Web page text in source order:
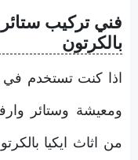
فني تركيب
بالكرتون
اذا كنت تستخدم في
ومعيشة وستائر
من اثاث ايكيا